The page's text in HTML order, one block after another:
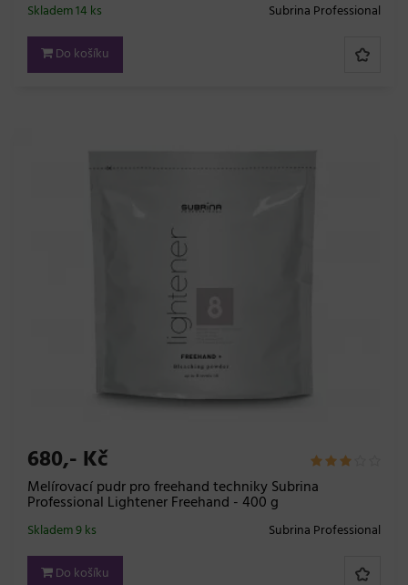
Subrina Professional
Skladem 14 ks
Do košíku
680,- Kč
Melírovací pudr pro freehand techniky Subrina
Professional Lightener Freehand - 400 g
Subrina Professional
Skladem 9 ks
Do košíku